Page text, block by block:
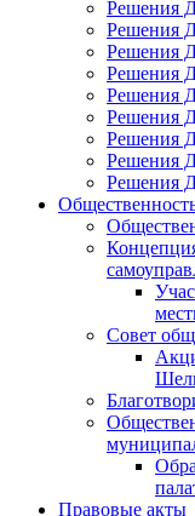
Решения
Решения
Решения
Решения
Решения
Решения
Решения
Решения
Решения
Совет
Правовые акты